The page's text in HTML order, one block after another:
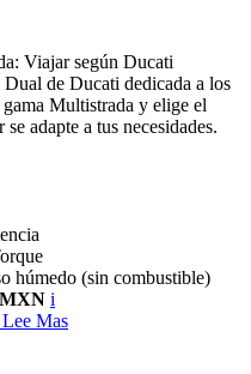
Viajar según Ducati
de Ducati dedicada a los
Multistrada y elige el
adapte a tus necesidades.
húmedo (sin combustible)
MXN i
Lee Mas